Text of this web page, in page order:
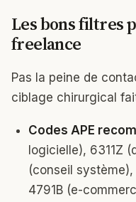
Les bons filtres
freelance
Pas la peine de
ciblage chirurgical
Codes APE
logicielle), 6311Z
(conseil
4791B (e-